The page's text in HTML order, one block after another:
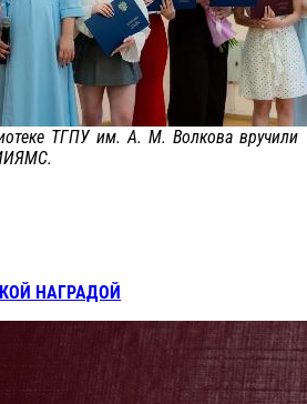
ТГПУ им. А. М. Волкова вручили
НАГРАДОЙ